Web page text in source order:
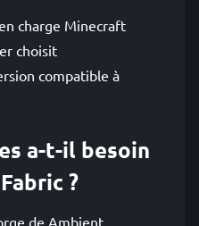
charge Minecraft
choisit
compatible à
a-t-il besoin
?
de Ambient